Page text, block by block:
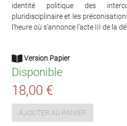
identité politique des
pluridisciplinaire et les
l’heure où s’annonce l’acte III de la
Version Papier
Disponible
18,00 €
AJOUTER AU PANIER